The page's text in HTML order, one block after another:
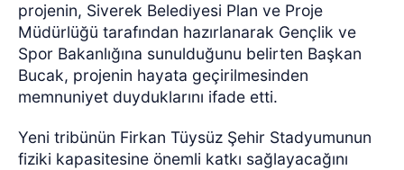
projenin, Siverek Belediyesi Plan ve Proje
Müdürlüğü tarafından hazırlanarak Gençlik ve
Spor Bakanlığına sunulduğunu belirten Başkan
Bucak, projenin hayata geçirilmesinden
memnuniyet duyduklarını ifade etti.
Yeni tribünün Firkan Tüysüz Şehir Stadyumunun
fiziki kapasitesine önemli katkı sağlayacağını